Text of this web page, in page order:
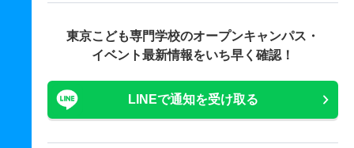
東京こども専門学校のオープンキャンパス・
イベント最新情報をいち早く確認！
LINEで通知を受け取る